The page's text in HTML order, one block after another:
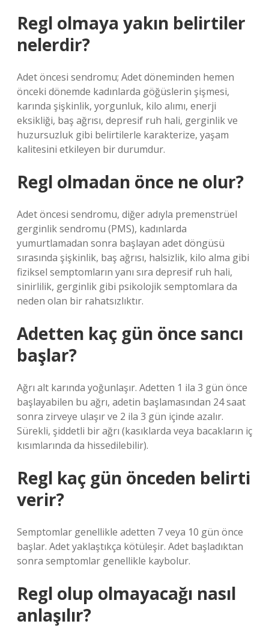
Regl olmaya yakın belirtiler
nelerdir?
Adet öncesi sendromu; Adet döneminden hemen
önceki dönemde kadınlarda göğüslerin şişmesi,
karında şişkinlik, yorgunluk, kilo alımı, enerji
eksikliği, baş ağrısı, depresif ruh hali, gerginlik ve
huzursuzluk gibi belirtilerle karakterize, yaşam
kalitesini etkileyen bir durumdur.
Regl olmadan önce ne olur?
Adet öncesi sendromu, diğer adıyla premenstrüel
gerginlik sendromu (PMS), kadınlarda
yumurtlamadan sonra başlayan adet döngüsü
sırasında şişkinlik, baş ağrısı, halsizlik, kilo alma gibi
fiziksel semptomların yanı sıra depresif ruh hali,
sinirlilik, gerginlik gibi psikolojik semptomlara da
neden olan bir rahatsızlıktır.
Adetten kaç gün önce sancı
başlar?
Ağrı alt karında yoğunlaşır. Adetten 1 ila 3 gün önce
başlayabilen bu ağrı, adetin başlamasından 24 saat
sonra zirveye ulaşır ve 2 ila 3 gün içinde azalır.
Sürekli, şiddetli bir ağrı (kasıklarda veya bacakların iç
kısımlarında da hissedilebilir).
Regl kaç gün önceden belirti
verir?
Semptomlar genellikle adetten 7 veya 10 gün önce
başlar. Adet yaklaştıkça kötüleşir. Adet başladıktan
sonra semptomlar genellikle kaybolur.
Regl olup olmayacağı nasıl
anlaşılır?